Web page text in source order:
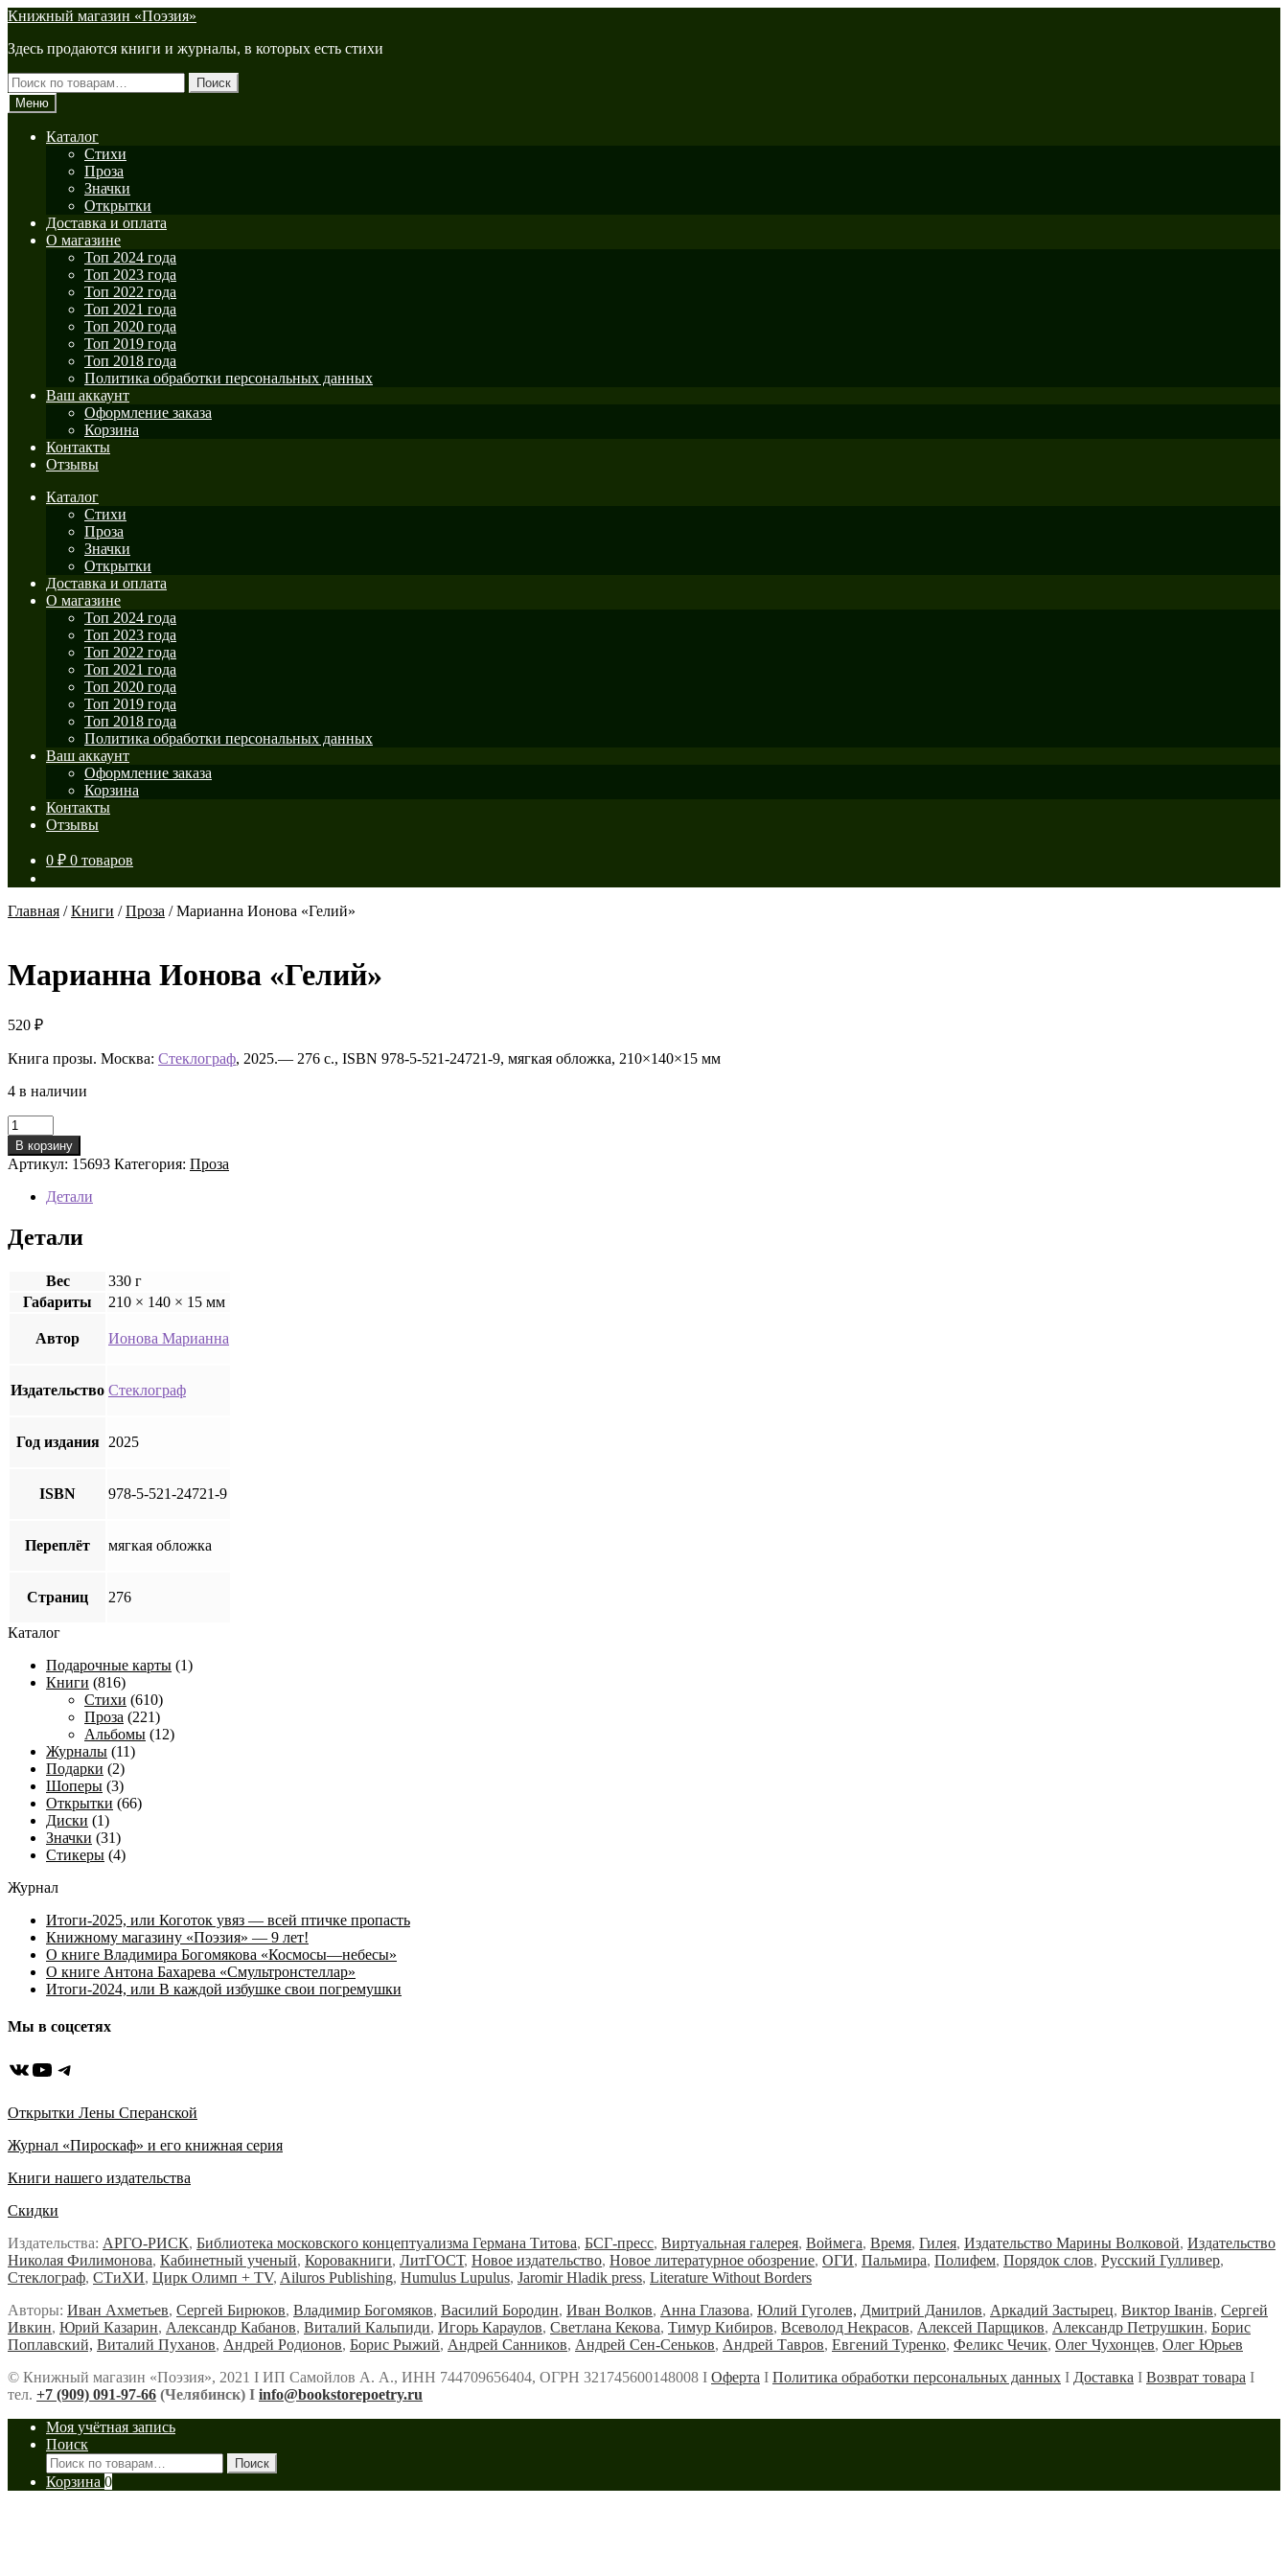
Перейти
навигации
Перейти
содержимому
Книжный магазин «Поэзия»
Здесь продаются книги и журналы, в которых есть стихи
Искать:
Поиск
Меню
Каталог
Стихи
Проза
Значки
Открытки
Доставка и оплата
О магазине
Топ 2024 года
Топ 2023 года
Топ 2022 года
Топ 2021 года
Топ 2020 года
Топ 2019 года
Топ 2018 года
Политика обработки персональных данных
Ваш аккаунт
Оформление заказа
Корзина
Контакты
Отзывы
Каталог
Стихи
Проза
Значки
Открытки
Доставка и оплата
О магазине
Топ 2024 года
Топ 2023 года
Топ 2022 года
Топ 2021 года
Топ 2020 года
Топ 2019 года
Топ 2018 года
Политика обработки персональных данных
Ваш аккаунт
Оформление заказа
Корзина
Контакты
Отзывы
0 ₽ 0 товаров
Главная /Книги /Проза /Марианна Ионова «Гелий»
Марианна Ионова «Гелий»
520 ₽
Книга прозы. Москва: Стеклограф, 2025.— 276 с., ISBN 978-5-521-24721-9, мягкая обложка, 210×140×15 мм
4 в наличии
Количество
товара
Марианна
Ионова
«Гелий»
В корзину
Артикул: 15693 Категория: Проза
Детали
Детали
Вес
330 г
Габариты
210 × 140 × 15 мм
Автор Ионова Марианна
Издательство Стеклограф
Год издания 2025
ISBN 978-5-521-24721-9
Переплёт мягкая обложка
Страниц 276
Каталог
Подарочные карты (1)
Книги (816)
Стихи (610)
Проза (221)
Альбомы (12)
Журналы (11)
Подарки (2)
Шоперы (3)
Открытки (66)
Диски (1)
Значки (31)
Стикеры (4)
Журнал
Итоги-2025, или Коготок увяз — всей птичке пропасть
Книжному магазину «Поэзия» — 9 лет!
О книге Владимира Богомякова «Космосы—небесы»
О книге Антона Бахарева «Смультронстеллар»
Итоги-2024, или В каждой избушке свои погремушки
Мы в соцсетях
ВКонтакте
YouTube
Telegram
Открытки Лены Сперанской
Журнал «Пироскаф» и его книжная серия
Книги нашего издательства
Скидки
Издательства: АРГО-РИСК, Библиотека московского концептуализма Германа Титова, БСГ-пресс, Виртуальная галерея, Воймега, Время, Гилея, Издательство Марины Волковой, Издательство
Николая Филимонова, Кабинетный ученый, Коровакниги, ЛитГОСТ, Новое издательство, Новое литературное обозрение, ОГИ, Пальмира, Полифем, Порядок слов, Русский Гулливер,
Стеклограф, СТиХИ, Цирк Олимп + TV, Ailuros Publishing, Humulus Lupulus, Jaromir Hladik press, Literature Without Borders
Авторы: Иван Ахметьев, Сергей Бирюков, Владимир Богомяков, Василий Бородин, Иван Волков, Анна Глазова, Юлий Гуголев, Дмитрий Данилов, Аркадий Застырец, Виктор Iванiв, Сергей
Ивкин, Юрий Казарин, Александр Кабанов, Виталий Кальпиди, Игорь Караулов, Светлана Кекова, Тимур Кибиров, Всеволод Некрасов, Алексей Парщиков, Александр Петрушкин, Борис
Поплавский, Виталий Пуханов, Андрей Родионов, Борис Рыжий, Андрей Санников, Андрей Сен-Сеньков, Андрей Тавров, Евгений Туренко, Феликс Чечик, Олег Чухонцев, Олег Юрьев
© Книжный магазин «Поэзия», 2021 Ι ИП Самойлов А. А., ИНН 744709656404, ОГРН 321745600148008 Ι Оферта Ι Политика обработки персональных данных Ι Доставка Ι Возврат товара Ι
тел. +7 (909) 091-97-66 (Челябинск) Ι info@bookstorepoetry.ru
Моя учётная запись
Поиск
Искать:
Поиск
Корзина 0